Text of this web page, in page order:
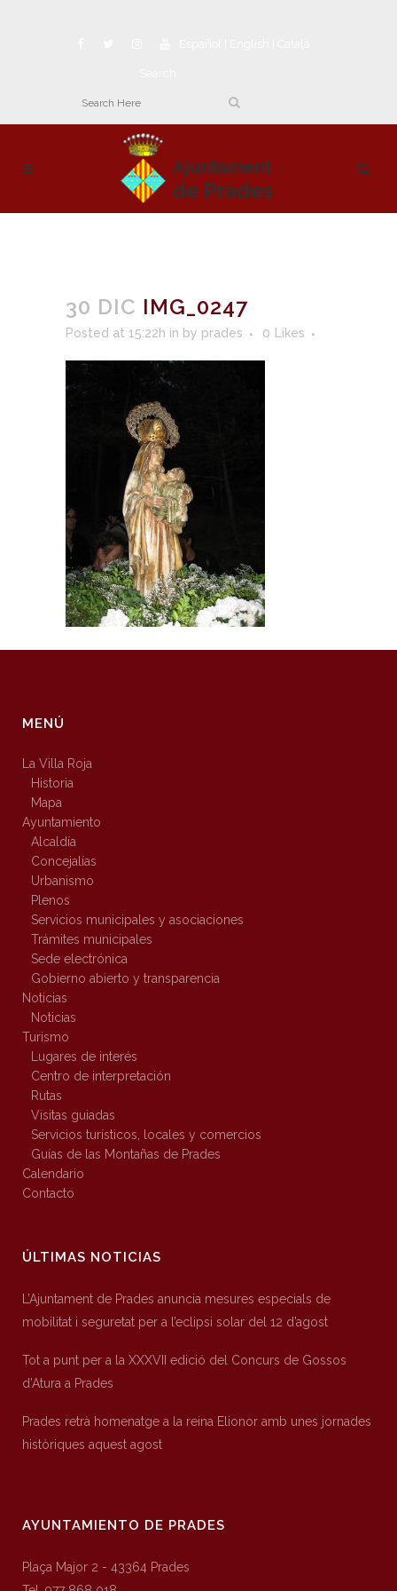
30 DIC IMG_0247
Posted at 15:22h in by prades 0 Likes
MENÚ
La Villa Roja
Historia
Mapa
Ayuntamiento
Alcaldía
Concejalías
Urbanismo
Plenos
Servicios municipales y asociaciones
Trámites municipales
Sede electrónica
Gobierno abierto y transparencia
Noticias
Noticias
Turismo
Lugares de interés
Centro de interpretación
Rutas
Visitas guiadas
Servicios turísticos, locales y comercios
Guías de las Montañas de Prades
Calendario
Contacto
ÚLTIMAS NOTICIAS
L’Ajuntament de Prades anuncia mesures especials de
mobilitat i seguretat per a l’eclipsi solar del 12 d’agost
Tot a punt per a la XXXVII edició del Concurs de Gossos
d’Atura a Prades
Prades retrà homenatge a la reina Elionor amb unes jornades
històriques aquest agost
AYUNTAMIENTO DE PRADES
Plaça Major 2 - 43364 Prades